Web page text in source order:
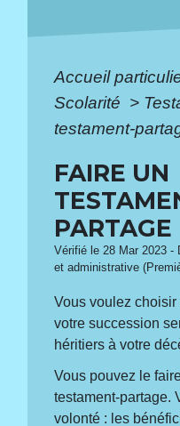
Accueil
Scolarité >
testament-
FAIRE UN
PARTAGE
Vérifié le 28 Mar 2023 -
et administrative
Vous voulez
votre succession
héritiers à votre
Vous pouvez le
testament-partage.
volonté : les